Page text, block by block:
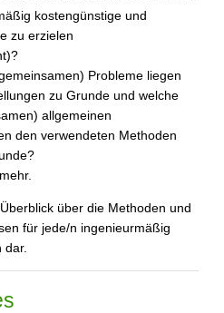
kostengünstige und
zu erzielen
Probleme liegen
zu Grunde und welche
allgemeinen
den verwendeten Methoden
über die Methoden und
für jede/n ingenieurmäßig
dar.